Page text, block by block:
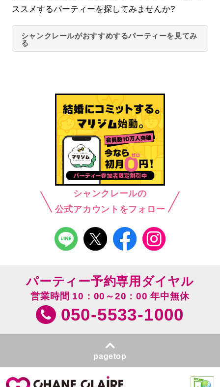
ススメするパーティーを探してみませんか?
シャンクレールがおすすめするパーティーを見てみ
る
シャンクレールの
公式アカウントをフォロー
パーティー予約専用ダイヤル
営業時間 10：00～20：00 年中無休
050-5533-1000
pagetop